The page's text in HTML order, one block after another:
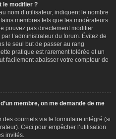
le modifier ?
nom d’utilisateur, indiquent le nombre
membres tels que les modérateurs
pouvez pas directement modifier
l’administrateur du forum. Évitez de
le seul but de passer au rang
pratique est rarement tolérée et un
facilement abaisser votre compteur de
membre, on me demande de me
des courriels via le formulaire intégré (si
Ceci pour empêcher l’utilisation
invités.